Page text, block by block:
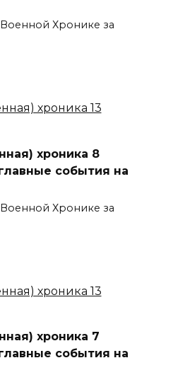
Хронике за
хроника 8
события на
Хронике за
хроника 7
события на